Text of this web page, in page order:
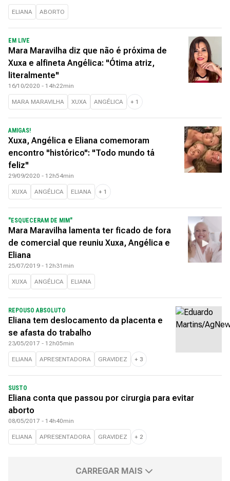
ELIANA ABORTO
EM LIVE
Mara Maravilha diz que não é próxima de
Xuxa e alfineta Angélica: "Ótima atriz,
literalmente"
16/10/2020 - 14h22min
MARA MARAVILHA XUXA ANGÉLICA + 1
AMIGAS!
Xuxa, Angélica e Eliana comemoram
encontro "histórico": "Todo mundo tá
feliz"
29/09/2020 - 12h54min
XUXA ANGÉLICA ELIANA + 1
"ESQUECERAM DE MIM"
Mara Maravilha lamenta ter ficado de fora
de comercial que reuniu Xuxa, Angélica e
Eliana
25/07/2019 - 12h31min
XUXA ANGÉLICA ELIANA
REPOUSO ABSOLUTO
Eliana tem deslocamento da placenta e
se afasta do trabalho
23/05/2017 - 12h05min
ELIANA APRESENTADORA GRAVIDEZ + 3
SUSTO
Eliana conta que passou por cirurgia para evitar
aborto
08/05/2017 - 14h40min
ELIANA APRESENTADORA GRAVIDEZ + 2
CARREGAR MAIS